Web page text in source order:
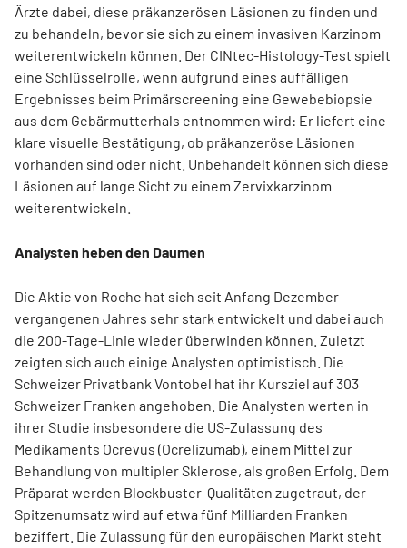
Ärzte dabei, diese präkanzerösen Läsionen zu finden und
zu behandeln, bevor sie sich zu einem invasiven Karzinom
weiterentwickeln können. Der CINtec-Histology-Test spielt
eine Schlüsselrolle, wenn aufgrund eines auffälligen
Ergebnisses beim Primärscreening eine Gewebebiopsie
aus dem Gebärmutterhals entnommen wird: Er liefert eine
klare visuelle Bestätigung, ob präkanzeröse Läsionen
vorhanden sind oder nicht. Unbehandelt können sich diese
Läsionen auf lange Sicht zu einem Zervixkarzinom
weiterentwickeln.
Analysten heben den Daumen
Die Aktie von Roche hat sich seit Anfang Dezember
vergangenen Jahres sehr stark entwickelt und dabei auch
die 200-Tage-Linie wieder überwinden können. Zuletzt
zeigten sich auch einige Analysten optimistisch. Die
Schweizer Privatbank Vontobel hat ihr Kursziel auf 303
Schweizer Franken angehoben. Die Analysten werten in
ihrer Studie insbesondere die US-Zulassung des
Medikaments Ocrevus (Ocrelizumab), einem Mittel zur
Behandlung von multipler Sklerose, als großen Erfolg. Dem
Präparat werden Blockbuster-Qualitäten zugetraut, der
Spitzenumsatz wird auf etwa fünf Milliarden Franken
beziffert. Die Zulassung für den europäischen Markt steht